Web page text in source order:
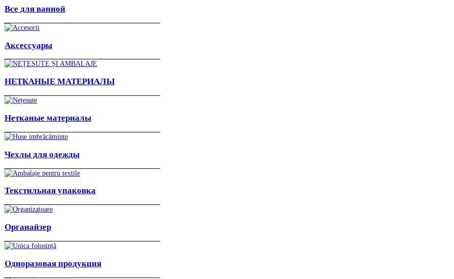
Все для ванной
Аксессуары
НЕТКАНЫЕ МАТЕРИАЛЫ
Нетканые материалы
Чехлы для одежды
Текстильная упаковка
Органайзер
Одноразовая продукция